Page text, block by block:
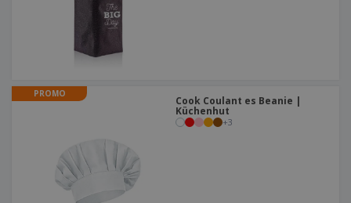
PROMO
Cook Coulant es Beanie |
Küchenhut
+3